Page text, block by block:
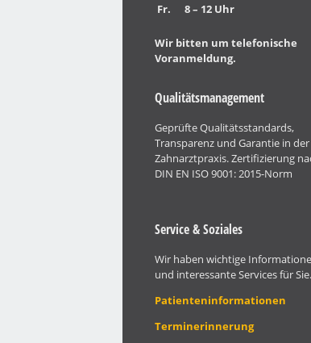
Fr.
8 – 12 Uhr
Wir bitten um telefonische
Voranmeldung.
Qualitätsmanagement
Geprüfte Qualitätsstandards,
Transparenz und Garantie in der
Zahnarztpraxis. Zertifizierung
DIN EN ISO 9001: 2015-Norm
Service & Soziales
Wir haben wichtige
und interessante Services für Sie.
Patienteninformationen
Terminerinnerung